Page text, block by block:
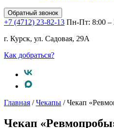
Обратный звонок
+7 (4712) 23-82-13 Пн-Пт: 8:00 –
г. Курск, ул. Садовая, 29А
Как добраться?
Главная /Чекапы /Чекап
Чекап